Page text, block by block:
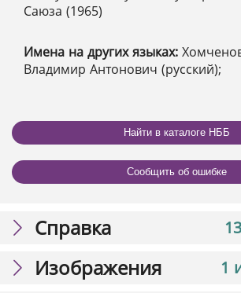
Саюза (1965)
Имена на других языках:
Владимир Антонович (русский);
Найти в каталоге НББ
Сообщить об ошибке
Справка
1
Изображения